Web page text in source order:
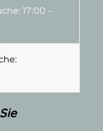
17:00 –